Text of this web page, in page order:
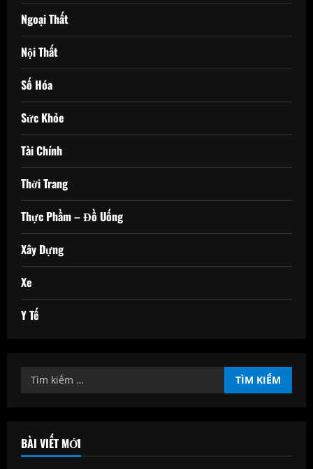
Ngoại Thất
Nội Thất
Số Hóa
Sức Khỏe
Tài Chính
Thời Trang
Thực Phầm – Đồ Uống
Xây Dựng
Xe
Y Tế
Tìm
kiếm
BÀI VIẾT MỚI